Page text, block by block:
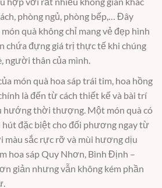
phòng ngủ, phòng bếp,… Đây
quà không chỉ mang vẻ đẹp hình
chứa đựng giá trị thực tế khi chúng
người thân của mình.
món quà hoa sáp trái tim, hoa hồng
là đến từ cách thiết kế và bài trí
hướng thời thượng. Một món quà có
đặc biệt cho đối phương ngay từ
màu sắc rực rỡ và mùi hương dịu
hoa sáp Quy Nhơn, Bình Định –
giản nhưng vẫn không kém phần